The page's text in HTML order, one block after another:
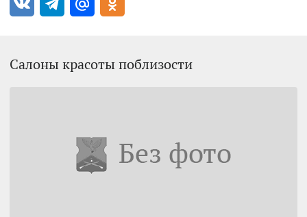
Салоны красоты поблизости